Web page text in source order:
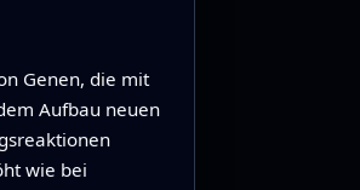
Genen, die mit
Aufbau neuen
wie bei